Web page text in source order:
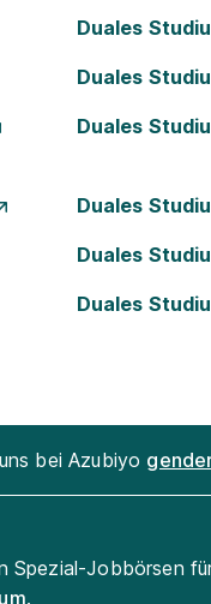
Duales
Duales
Duales
Duales
Duales
Duales
bei Azubiyo
Spezial-Jobbörsen
.